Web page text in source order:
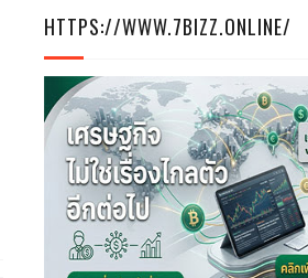
HTTPS://WWW.7BIZZ.ONLINE/